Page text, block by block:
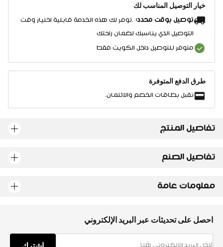
خيار التوصيل المناسب لك
توصيل بوقت محدد: .توفر لك هذه الخدمة قابلية اختيار وقت
التوصيل الذي يناسبك لضمان راحتك
متوفر للتوصيل داخل الكويت فقط
طرق الدفع المتوفرة
نقبل بطاقات الخصم والائتمان.
تفاصيل المنتج
تفاصيل الصنع
معلومات عامة
احصل على تحديثات عبر البريد الإلكتروني